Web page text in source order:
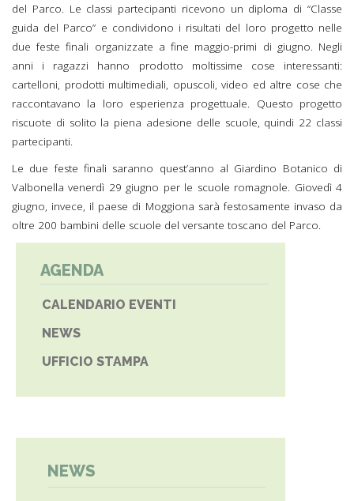
del Parco. Le classi partecipanti ricevono un diploma di “Classe
guida del Parco” e condividono i risultati del loro progetto nelle
due feste finali organizzate a fine maggio-primi di giugno. Negli
anni i ragazzi hanno prodotto moltissime cose interessanti:
cartelloni, prodotti multimediali, opuscoli, video ed altre cose che
raccontavano la loro esperienza progettuale. Questo progetto
riscuote di solito la piena adesione delle scuole, quindi 22 classi
partecipanti.
Le due feste finali saranno quest’anno al Giardino Botanico di
Valbonella venerdì 29 giugno per le scuole romagnole. Giovedì 4
giugno, invece, il paese di Moggiona sarà festosamente invaso da
oltre 200 bambini delle scuole del versante toscano del Parco.
AGENDA
CALENDARIO EVENTI
NEWS
UFFICIO STAMPA
NEWS